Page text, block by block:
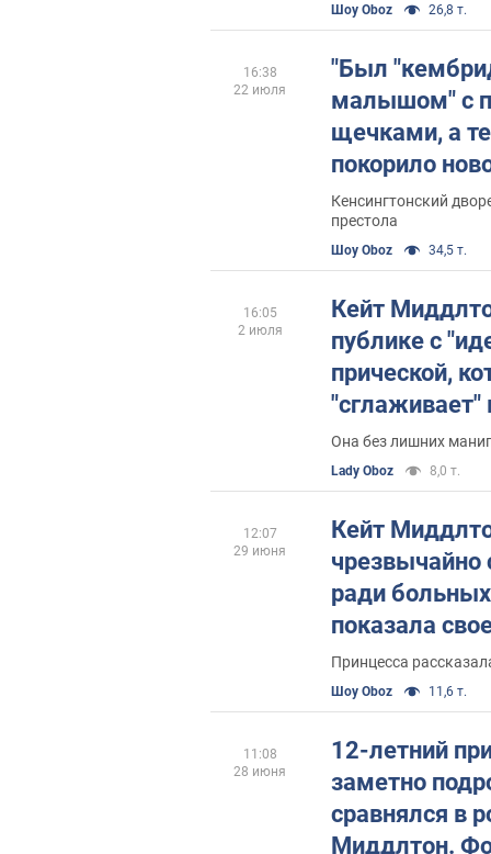
Шоу Oboz 26,8 т.
"Был
малышом" с
щечками, а
покорило
Джорджа,
исполнилось
Кенсингтонский
престола
Шоу Oboz 34,5 т.
16:38
22 июля
Кейт
публике с
прической,
лице
Она без лишних
Lady Oboz 8,0 т.
16:05
2 июля
Кейт
ради
показала
макияжа
Принцесса
Шоу Oboz 11,6 т.
12:07
29 июня
12-летний
заметно
сравнялся в
Миддлтон.
11:08
28 июня